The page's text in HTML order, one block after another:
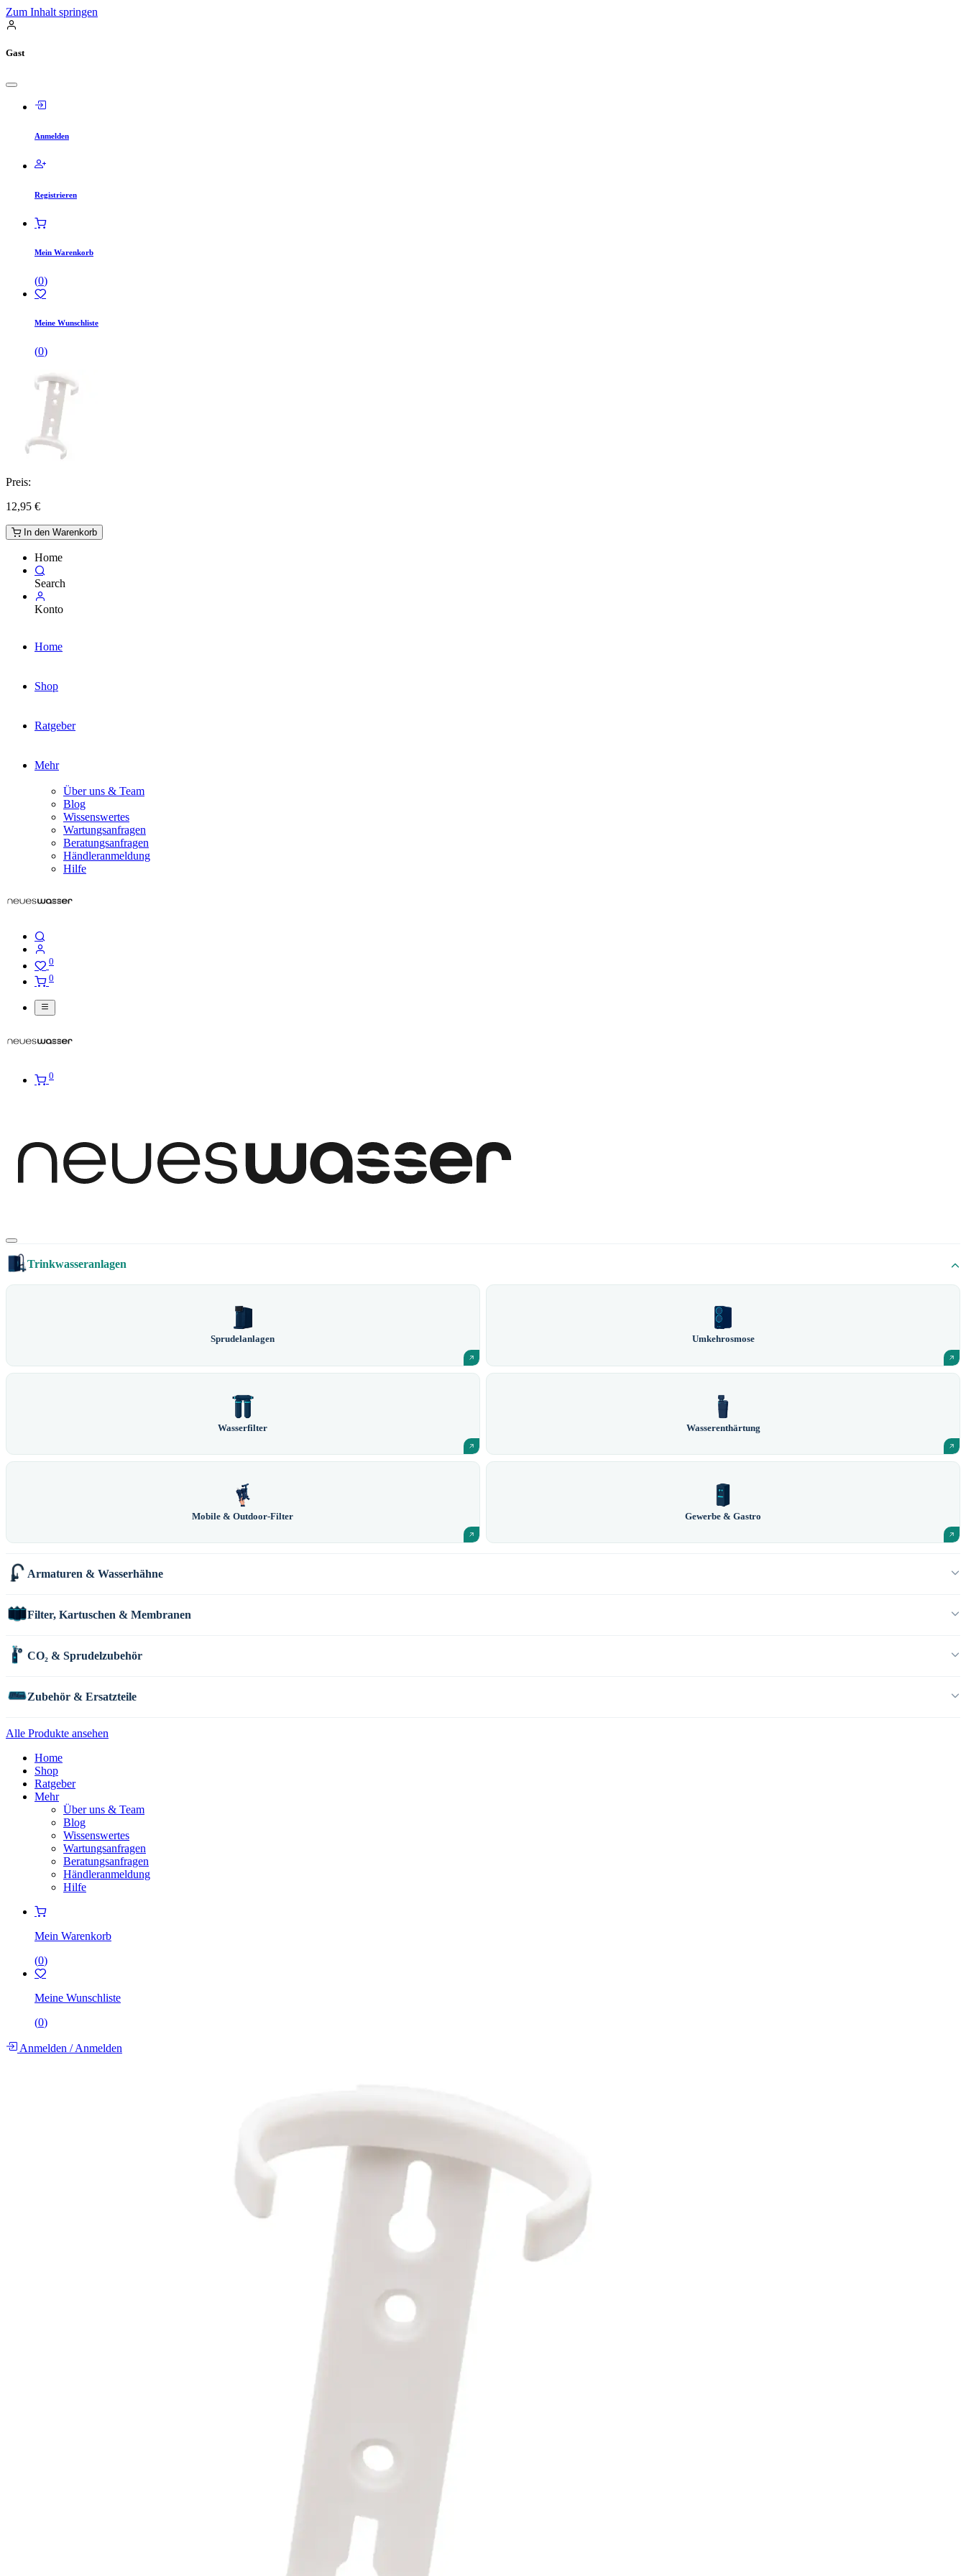
Zum Inhalt springen
Gast
Anmelden
Registrieren
Mein Warenkorb
(0)
Meine Wunschliste
(0)
Preis:
12,95 €
In den Warenkorb
Home
Search
Konto
Home
Shop
Ratgeber
Mehr
Über uns & Team
Blog
Wissenswertes
Wartungsanfragen
Beratungsanfragen
Händleranmeldung
Hilfe
0
0
0
Trinkwasseranlagen
Sprudelanlagen Umkehrosmose
Wasserfilter Wasserenthärtung
Mobile & Outdoor-Filter Gewerbe & Gastro
Armaturen & Wasserhähne
Filter, Kartuschen & Membranen
CO₂ & Sprudelzubehör
Zubehör & Ersatzteile
Alle Produkte ansehen
Home
Shop
Ratgeber
Mehr
Über uns & Team
Blog
Wissenswertes
Wartungsanfragen
Beratungsanfragen
Händleranmeldung
Hilfe
Mein Warenkorb
(0)
Meine Wunschliste
(0)
Anmelden /Anmelden